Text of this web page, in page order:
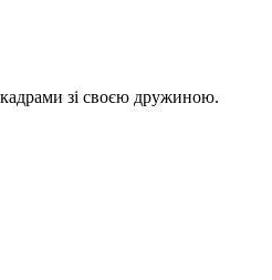
зі своєю дружиною.